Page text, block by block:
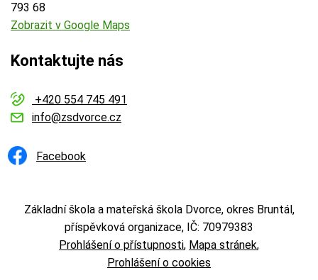
793 68
Zobrazit v Google Maps
Kontaktujte nás
+420 554 745 491
info@zsdvorce.cz
Facebook
Základní škola a mateřská škola Dvorce, okres Bruntál,
příspěvková organizace, IČ: 70979383
Prohlášení o přístupnosti Mapa stránek
Prohlášení o cookies